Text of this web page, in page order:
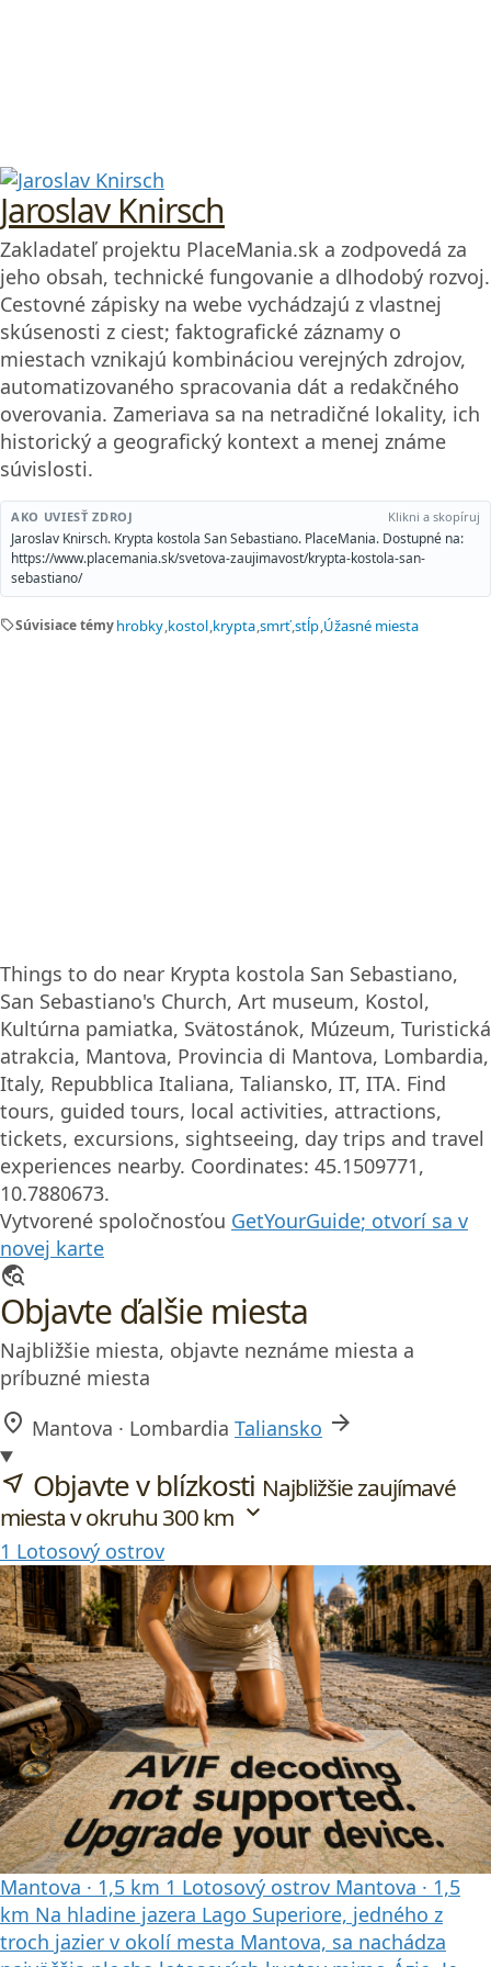
Jaroslav Knirsch
Zakladateľ projektu PlaceMania.sk a zodpovedá za
jeho obsah, technické fungovanie a dlhodobý rozvoj.
Cestovné zápisky na webe vychádzajú z vlastnej
skúsenosti z ciest; faktografické záznamy o
miestach vznikajú kombináciou verejných zdrojov,
automatizovaného spracovania dát a redakčného
overovania. Zameriava sa na netradičné lokality, ich
historický a geografický kontext a menej známe
súvislosti.
AKO UVIESŤ ZDROJ Klikni a skopíruj
Jaroslav Knirsch. Krypta kostola San Sebastiano. PlaceMania. Dostupné na:
https://www.placemania.sk/svetova-zaujimavost/krypta-kostola-san-
sebastiano/
sellSúvisiace témyhrobky kostol krypta smrť stĺp Úžasné miesta
Things to do near Krypta kostola San Sebastiano,
San Sebastiano's Church, Art museum, Kostol,
Kultúrna pamiatka, Svätostánok, Múzeum, Turistická
atrakcia, Mantova, Provincia di Mantova, Lombardia,
Italy, Repubblica Italiana, Taliansko, IT, ITA. Find
tours, guided tours, local activities, attractions,
tickets, excursions, sightseeing, day trips and travel
experiences nearby. Coordinates: 45.1509771,
10.7880673.
Vytvorené spoločnosťou GetYourGuide; otvorí sa v
novej karte
travel_explore
Objavte ďalšie miesta
Najbližšie miesta, objavte neznáme miesta a
príbuzné miesta
location_on Mantova · Lombardia Taliansko arrow_forward
near_me Objavte v blízkosti Najbližšie zaujímavé
miesta v okruhu 300 km expand_more
1 Lotosový ostrov
Mantova · 1,5 km 1 Lotosový ostrov Mantova · 1,5
km Na hladine jazera Lago Superiore, jedného z
troch jazier v okolí mesta Mantova, sa nachádza